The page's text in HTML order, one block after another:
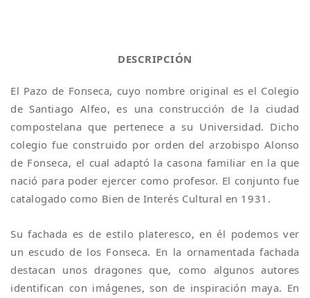
DESCRIPCIÓN
El Pazo de Fonseca, cuyo nombre original es el Colegio
de Santiago Alfeo, es una construcción de la ciudad
compostelana que pertenece a su Universidad. Dicho
colegio fue construido por orden del arzobispo Alonso
de Fonseca, el cual adaptó la casona familiar en la que
nació para poder ejercer como profesor. El conjunto fue
catalogado como Bien de Interés Cultural en 1931.
Su fachada es de estilo plateresco, en él podemos ver
un escudo de los Fonseca. En la ornamentada fachada
destacan unos dragones que, como algunos autores
identifican con imágenes, son de inspiración maya. En